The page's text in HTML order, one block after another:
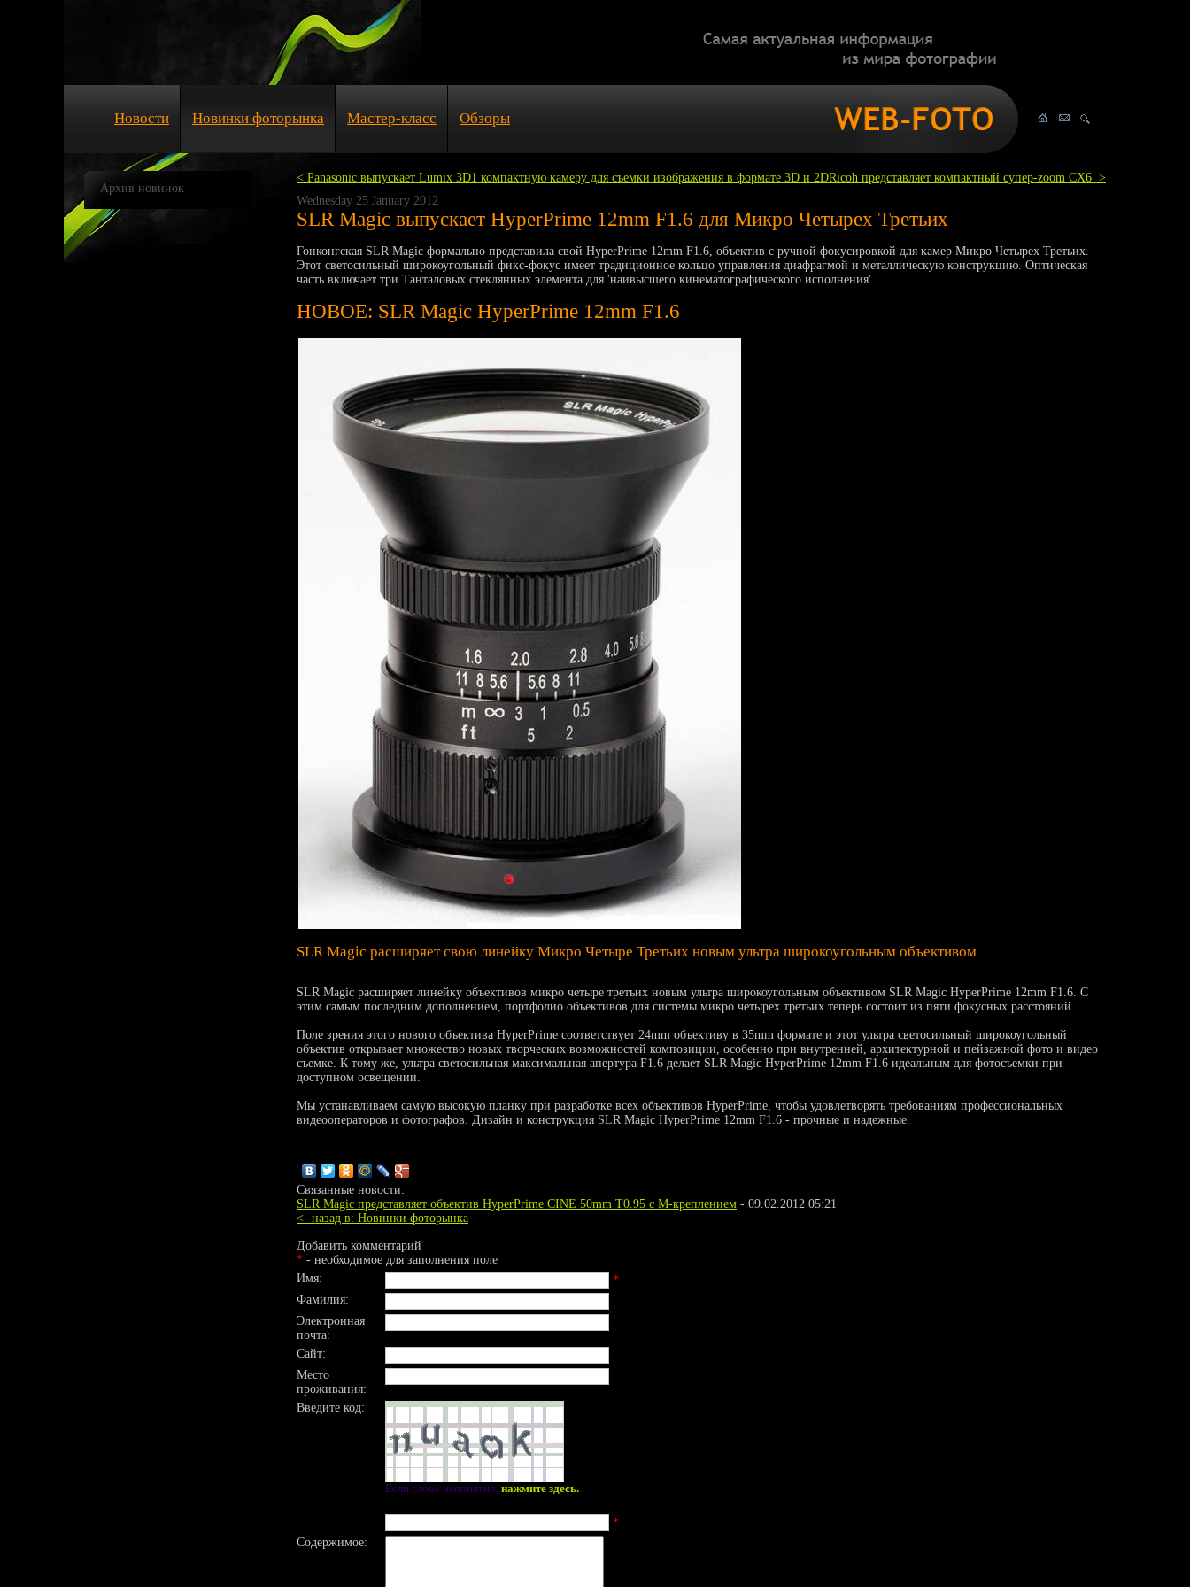
Новости Новинки фоторынка Мастер-класс Обзоры
Ricoh представляет компактный супер-zoom CX6 >
< Panasonic выпускает Lumix 3D1 компактную камеру для съемки изображения в формате 3D и 2D
Wednesday 25 January 2012
SLR Magic выпускает HyperPrime 12mm F1.6 для Микро Четырех Третьих
Гонконгская SLR Magic формально представила свой HyperPrime 12mm F1.6, объектив с ручной фокусировкой для камер Микро Четырех Третьих.
Этот светосильный широкоугольный фикс-фокус имеет традиционное кольцо управления диафрагмой и металлическую конструкцию. Оптическая
часть включает три Танталовых стеклянных элемента для 'наивысшего кинематографического исполнения'.
НОВОЕ: SLR Magic HyperPrime 12mm F1.6
SLR Magic расширяет свою линейку Микро Четыре Третьих новым ультра широкоугольным объективом
SLR Magic расширяет линейку объективов микро четыре третьих новым ультра широкоугольным объективом SLR Magic HyperPrime 12mm F1.6. С
этим самым последним дополнением, портфолио объективов для системы микро четырех третьих теперь состоит из пяти фокусных расстояний.
Поле зрения этого нового объектива HyperPrime соответствует 24mm объективу в 35mm формате и этот ультра светосильный широкоугольный
объектив открывает множество новых творческих возможностей композиции, особенно при внутренней, архитектурной и пейзажной фото и видео
съемке. К тому же, ультра светосильная максимальная апертура F1.6 делает SLR Magic HyperPrime 12mm F1.6 идеальным для фотосъемки при
доступном освещении.
Мы устанавливаем самую высокую планку при разработке всех объективов HyperPrime, чтобы удовлетворять требованиям профессиональных
видеооператоров и фотографов. Дизайн и конструкция SLR Magic HyperPrime 12mm F1.6 - прочные и надежные.
Связанные новости:
SLR Magic представляет объектив HyperPrime CINE 50mm T0.95 с M-креплением - 09.02.2012 05:21
<- назад в: Новинки фоторынка
Добавить комментарий
* - необходимое для заполнения поле
Имя:
*
Фамилия:
Электронная
почта:
Сайт:
Место
проживания:
Введите код:
Если слово непонятно, нажмите здесь..
*
Содержимое:
Архив новинок